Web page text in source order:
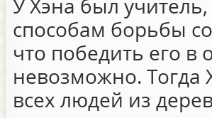
У Хэна был
способам борьбы
что победить его
невозможно. Тогда
всех людей из